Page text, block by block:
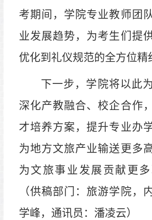
考期间，学院专业教师团
业发展趋势，为考生们提
优化到礼仪规范的全方位精
下一步， 学院将以此
深化产教融合、校企合作
才培养方案，提升专业办
为地方文旅产业输送更多
为文旅事业发展贡献 更多
（供稿部门：旅游学院，
学峰， 通讯员：潘凌云）